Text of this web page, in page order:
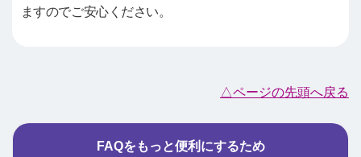
ますのでご安心ください。
△ページの先頭へ戻る
FAQをもっと便利にするため